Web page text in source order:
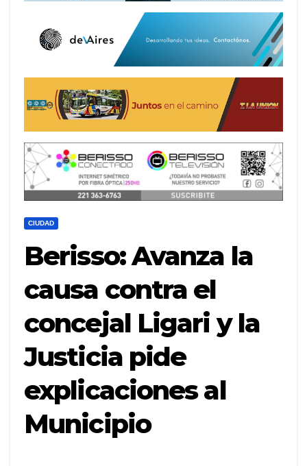
CIUDAD
Berisso: Avanza la
causa contra el
concejal Ligari y la
Justicia pide
explicaciones al
Municipio